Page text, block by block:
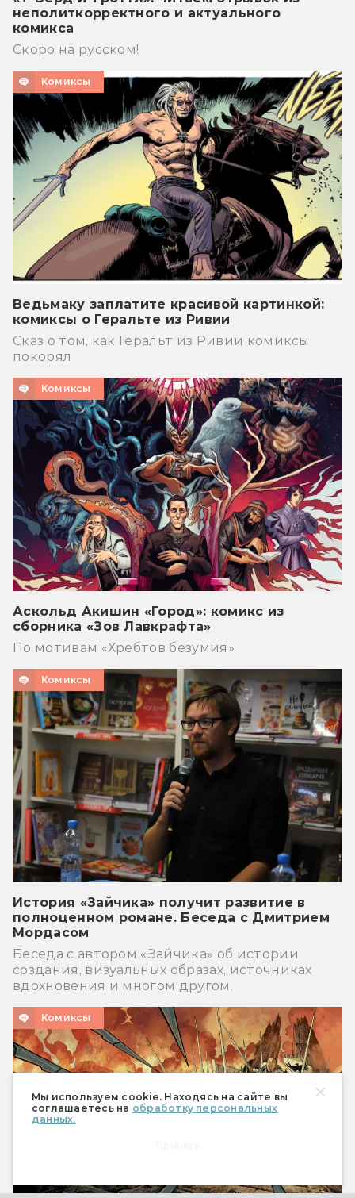
Мы используем cookie. Находясь на сайте вы
соглашаетесь на обработку персональных
данных.
неполиткорректного и актуального
комикса
Скоро на русском!
Комиксы
Ведьмаку заплатите красивой картинкой:
комиксы о Геральте из Ривии
Сказ о том, как Геральт из Ривии комиксы
покорял
Комиксы
Аскольд Акишин «Город»: комикс из
сборника «Зов Лавкрафта»
По мотивам «Хребтов безумия»
Комиксы
История «Зайчика» получит развитие в
полноценном романе. Беседа с Дмитрием
Мордасом
Беседа с автором «Зайчика» об истории
создания, визуальных образах, источниках
вдохновения и многом другом.
Комиксы